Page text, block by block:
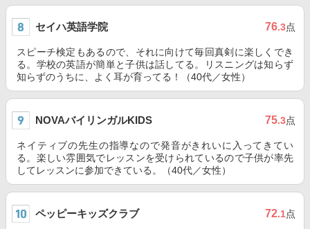
セイハ英語学院 76.3点
スピーチ検定もあるので、それに向けて毎回真剣に楽しくでき
る。学校の英語が簡単と子供は話してる。リスニングは知らず
知らずのうちに、よく耳が育ってる！（40代／女性）
NOVAバイリンガルKIDS 75.3点
ネイティブの先生の指導なので発音がきれいに入ってきてい
る。楽しい雰囲気でレッスンを受けられているので子供が率先
してレッスンに参加できている。（40代／女性）
ペッピーキッズクラブ 72.1点